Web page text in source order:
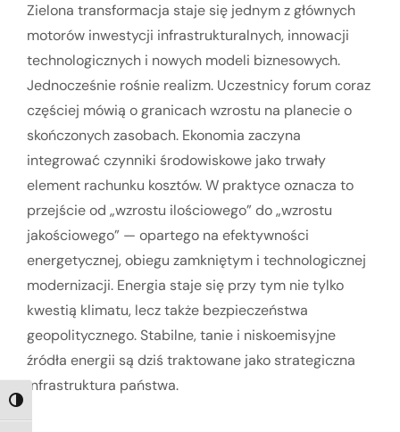
TOGGLE HIGH CONTRAST
Zielona transformacja staje się jednym z głównych
motorów inwestycji infrastrukturalnych, innowacji
technologicznych i nowych modeli biznesowych.
Jednocześnie rośnie realizm. Uczestnicy forum coraz
częściej mówią o granicach wzrostu na planecie o
skończonych zasobach. Ekonomia zaczyna
integrować czynniki środowiskowe jako trwały
element rachunku kosztów. W praktyce oznacza to
przejście od „wzrostu ilościowego” do „wzrostu
jakościowego” — opartego na efektywności
energetycznej, obiegu zamkniętym i technologicznej
modernizacji. Energia staje się przy tym nie tylko
kwestią klimatu, lecz także bezpieczeństwa
geopolitycznego. Stabilne, tanie i niskoemisyjne
źródła energii są dziś traktowane jako strategiczna
infrastruktura państwa.